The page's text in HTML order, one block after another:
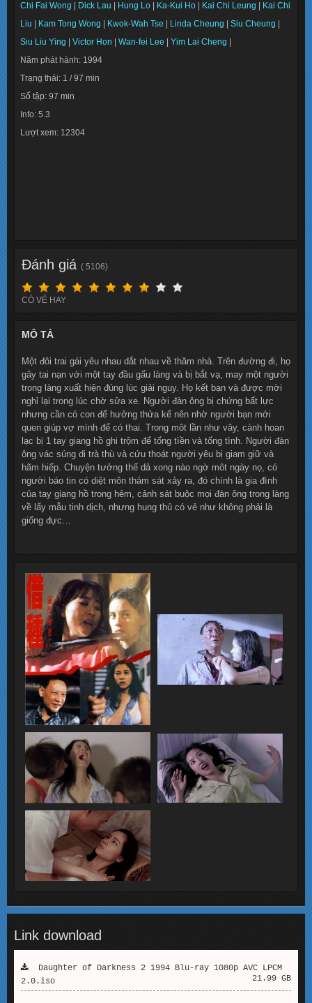
Chi Fai Wong
Dick Lau Hung Lo Ka-Kui Ho Kai Chi Leung
Kai Chi
Liu
Kam Tong Wong Kwok-Wah Tse Linda Cheung Siu Cheung
Siu Liu Ying
Victor Hon Wan-fei Lee Yim Lai Cheng
Năm phát hành: 1994
Trạng thái: 1 / 97 min
Số tập: 97 min
Info: 5.3
Lượt xem: 12304
Đánh giá ( 5106)
CÓ VẺ HAY
MÔ TẢ
Một đôi trai gái yêu nhau dắt nhau về thăm nhà. Trên đường đi, họ
gây tai nạn với một tay đầu gấu làng và bị bắt vạ, may một người
trong làng xuất hiện đúng lúc giải nguy. Họ kết bạn và được mời
nghỉ lại trong lúc chờ sửa xe. Người đàn ông bị chứng bất lực
nhưng cần có con để hưởng thửa kế nên nhờ người bạn mới
quen giúp vợ mình để có thai. Trong môt lần như vây, cành hoan
lạc bị 1 tay giang hồ ghi trộm để tống tìền và tống tình. Người đàn
ông vác súng di trà thù và cứu thoát người yêu bị giam giữ và
hãm hiếp. Chuyện tưởng thế dả xong nào ngờ môt ngày nọ, có
người báo tin có diệt môn thảm sát xảy ra, đó chính là gia đình
của tay giang hồ trong hẻm, cảnh sát buộc mọi đàn ông trong làng
về lấy mẫu tinh dịch, nhưng hung thủ có vẻ như không phải là
giống đực…
Link download
Daughter of Darkness 2 1994 Blu-ray 1080p AVC LPCM
2.0.iso
21.99 GB